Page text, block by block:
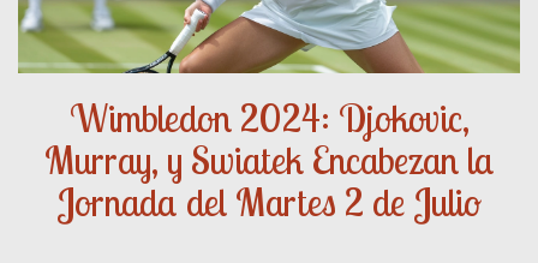
Wimbledon 2024: Djokovic,
Murray, y Swiatek Encabezan la
Jornada del Martes 2 de Julio